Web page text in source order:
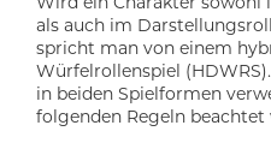
als auch im
spricht man von einem
Würfelrollenspiel
in beiden Spielformen
folgenden Regeln beachtet